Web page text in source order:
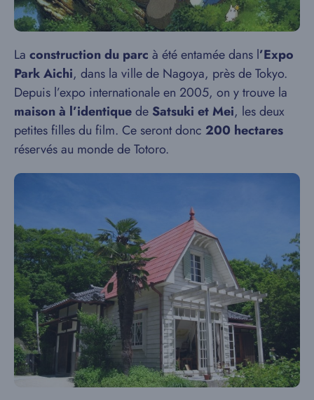
La construction du parc à été entamée dans l’Expo
Park Aichi, dans la ville de Nagoya, près de Tokyo.
Depuis l’expo internationale en 2005, on y trouve la
maison à l’identiquede Satsuki et Mei, les deux
petites filles du film. Ce seront donc 200 hectares
réservés au monde de Totoro.